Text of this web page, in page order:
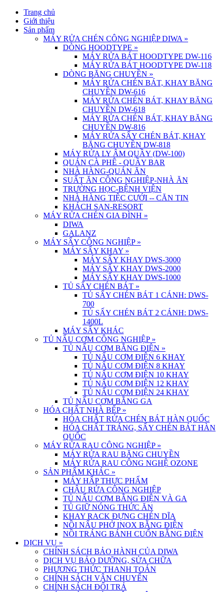
Trang chủ
Giới thiệu
Sản phẩm
MÁY RỬA CHÉN CÔNG NGHIỆP DIWA »
DÒNG HOODTYPE »
MÁY RỬA BÁT HOODTYPE DW-116
MÁY RỬA BÁT HOODTYPE DW-118
DÒNG BĂNG CHUYỀN »
MÁY RỬA CHÉN BÁT, KHAY BĂNG
CHUYỀN DW-616
MÁY RỬA CHÉN BÁT, KHAY BĂNG
CHUYỀN DW-618
MÁY RỬA CHÉN BÁT, KHAY BĂNG
CHUYỀN DW-816
MÁY RỬA SẤY CHÉN BÁT, KHAY
BĂNG CHUYỀN DW-818
MÁY RỬA LY ÂM QUẦY (DW-100)
QUÁN CÀ PHÊ - QUẦY BAR
NHÀ HÀNG-QUÁN ĂN
SUẤT ĂN CÔNG NGHIỆP-NHÀ ĂN
TRƯỜNG HỌC-BỆNH VIỆN
NHÀ HÀNG TIỆC CƯỚI -- CĂN TIN
KHÁCH SẠN-RESORT
MÁY RỬA CHÉN GIA ĐÌNH »
DIWA
GALANZ
MÁY SẤY CÔNG NGHIỆP »
MÁY SẤY KHAY »
MÁY SẤY KHAY DWS-3000
MÁY SẤY KHAY DWS-2000
MÁY SẤY KHAY DWS-1000
TỦ SẤY CHÉN BÁT »
TỦ SẤY CHÉN BÁT 1 CÁNH: DWS-
700
TỦ SẤY CHÉN BÁT 2 CÁNH: DWS-
1400L
MÁY SẤY KHÁC
TỦ NẤU CƠM CÔNG NGHIỆP »
TỦ NẤU CƠM BẰNG ĐIỆN »
TỦ NẤU CƠM ĐIỆN 6 KHAY
TỦ NẤU CƠM ĐIỆN 8 KHAY
TỦ NẤU CƠM ĐIỆN 10 KHAY
TỦ NẤU CƠM ĐIỆN 12 KHAY
TỦ NẤU CƠM ĐIỆN 24 KHAY
TỦ NẤU CƠM BẰNG GA
HÓA CHẤT NHÀ BẾP »
HÓA CHẤT RỬA CHÉN BÁT HÀN QUỐC
HÓA CHẤT TRÁNG, SẤY CHÉN BÁT HÀN
QUỐC
MÁY RỬA RAU CÔNG NGHIỆP »
MÁY RỬA RAU BĂNG CHUYỀN
MÁY RỬA RAU CÔNG NGHỆ OZONE
SẢN PHẨM KHÁC »
MÁY HẤP THỰC PHẨM
CHẬU RỬA CÔNG NGHIỆP
TỦ NẤU CƠM BẰNG ĐIỆN VÀ GA
TỦ GIỮ NÓNG THỨC ĂN
KHAY RACK ĐỰNG CHÉN DĨA
NỒI NẤU PHỞ INOX BẰNG ĐIỆN
NỒI TRÁNG BÁNH CUỐN BẰNG ĐIỆN
DỊCH VỤ »
CHÍNH SÁCH BẢO HÀNH CỦA DIWA
DỊCH VỤ BẢO DƯỠNG, SỬA CHỮA
PHƯƠNG THỨC THANH TOÁN
CHÍNH SÁCH VẬN CHUYỂN
CHÍNH SÁCH ĐỔI TRẢ